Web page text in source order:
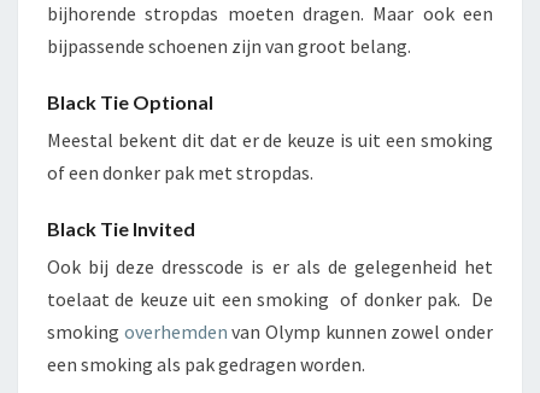
bijhorende stropdas moeten dragen. Maar ook een
bijpassende schoenen zijn van groot belang.
Black Tie Optional
Meestal bekent dit dat er de keuze is uit een smoking
of een donker pak met stropdas.
Black Tie Invited
Ook bij deze dresscode is er als de gelegenheid het
toelaat de keuze uit een smoking of donker pak. De
smoking overhemden van Olymp kunnen zowel onder
een smoking als pak gedragen worden.